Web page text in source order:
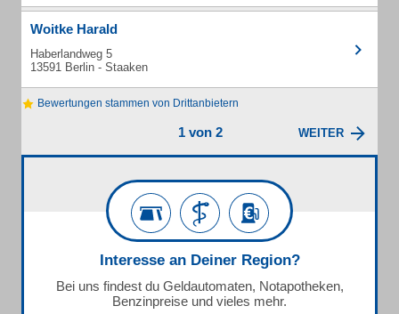
Woitke Harald
Haberlandweg 5
13591 Berlin - Staaken
Bewertungen stammen von Drittanbietern
1 von 2 WEITER
Interesse an Deiner Region?
Bei uns findest du Geldautomaten, Notapotheken,
Benzinpreise und vieles mehr.